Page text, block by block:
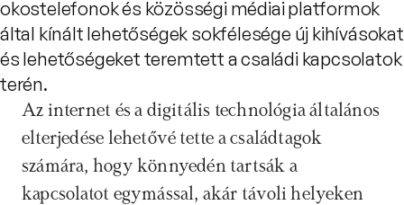
okostelefonok és közösségi médiai platformok
által kínált lehetőségek sokfélesége új kihívásokat
és lehetőségeket teremtett a családi kapcsolatok
terén.
Az internet és a digitális technológia általános
elterjedése lehetővé tette a családtagok
számára, hogy könnyedén tartsák a
kapcsolatot egymással, akár távoli helyeken